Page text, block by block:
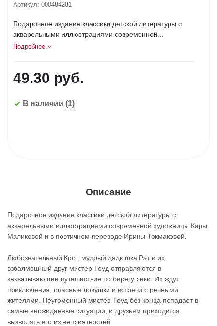
Артикул: 000484281
Подарочное издание классики детской литературы с
акварельными иллюстрациями современной...
Подробнее
49.30 руб.
В наличии (1)
Описание
Подарочное издание классики детской литературы с
акварельными иллюстрациями современной художницы Кары
Маликовой и в поэтичном переводе Ирины Токмаковой.
Любознательный Крот, мудрый дядюшка Рэт и их
взбалмошный друг мистер Тоуд отправляются в
захватывающее путешествие по берегу реки. Их ждут
приключения, опасные ловушки и встречи с речными
жителями. Неугомонный мистер Тоуд без конца попадает в
самые неожиданные ситуации, и друзьям приходится
вызволять его из неприятностей.